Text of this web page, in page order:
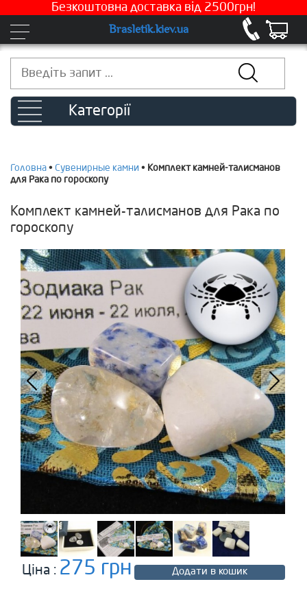
Безкоштовна доставка від 2500грн!
Brasletik.kiev.ua
Категорії
Головна • Сувенирные камни • Комплект камней-талисманов
для Рака по гороскопу
Комплект камней-талисманов для Рака по
гороскопу
Ціна : 275 грн Додати в кошик